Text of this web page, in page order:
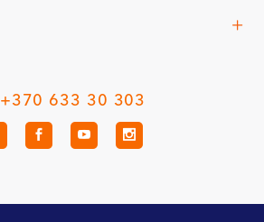
+370 633 30 303